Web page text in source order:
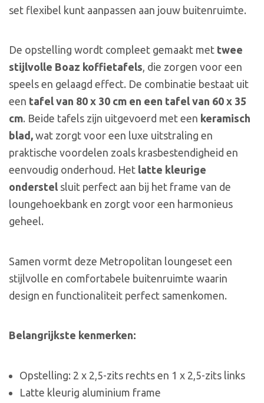
set flexibel kunt aanpassen aan jouw buitenruimte.
De opstelling wordt compleet gemaakt met twee
stijlvolle Boaz koffietafels, die zorgen voor een
speels en gelaagd effect. De combinatie bestaat uit
een tafel van 80 x 30 cm en een tafel van 60 x 35
cm. Beide tafels zijn uitgevoerd met een keramisch
blad, wat zorgt voor een luxe uitstraling en
praktische voordelen zoals krasbestendigheid en
eenvoudig onderhoud. Het latte kleurige
onderstel sluit perfect aan bij het frame van de
loungehoekbank en zorgt voor een harmonieus
geheel.
Samen vormt deze Metropolitan loungeset een
stijlvolle en comfortabele buitenruimte waarin
design en functionaliteit perfect samenkomen.
Belangrijkste kenmerken:
Opstelling: 2 x 2,5-zits rechts en 1 x 2,5-zits links
Latte kleurig aluminium frame